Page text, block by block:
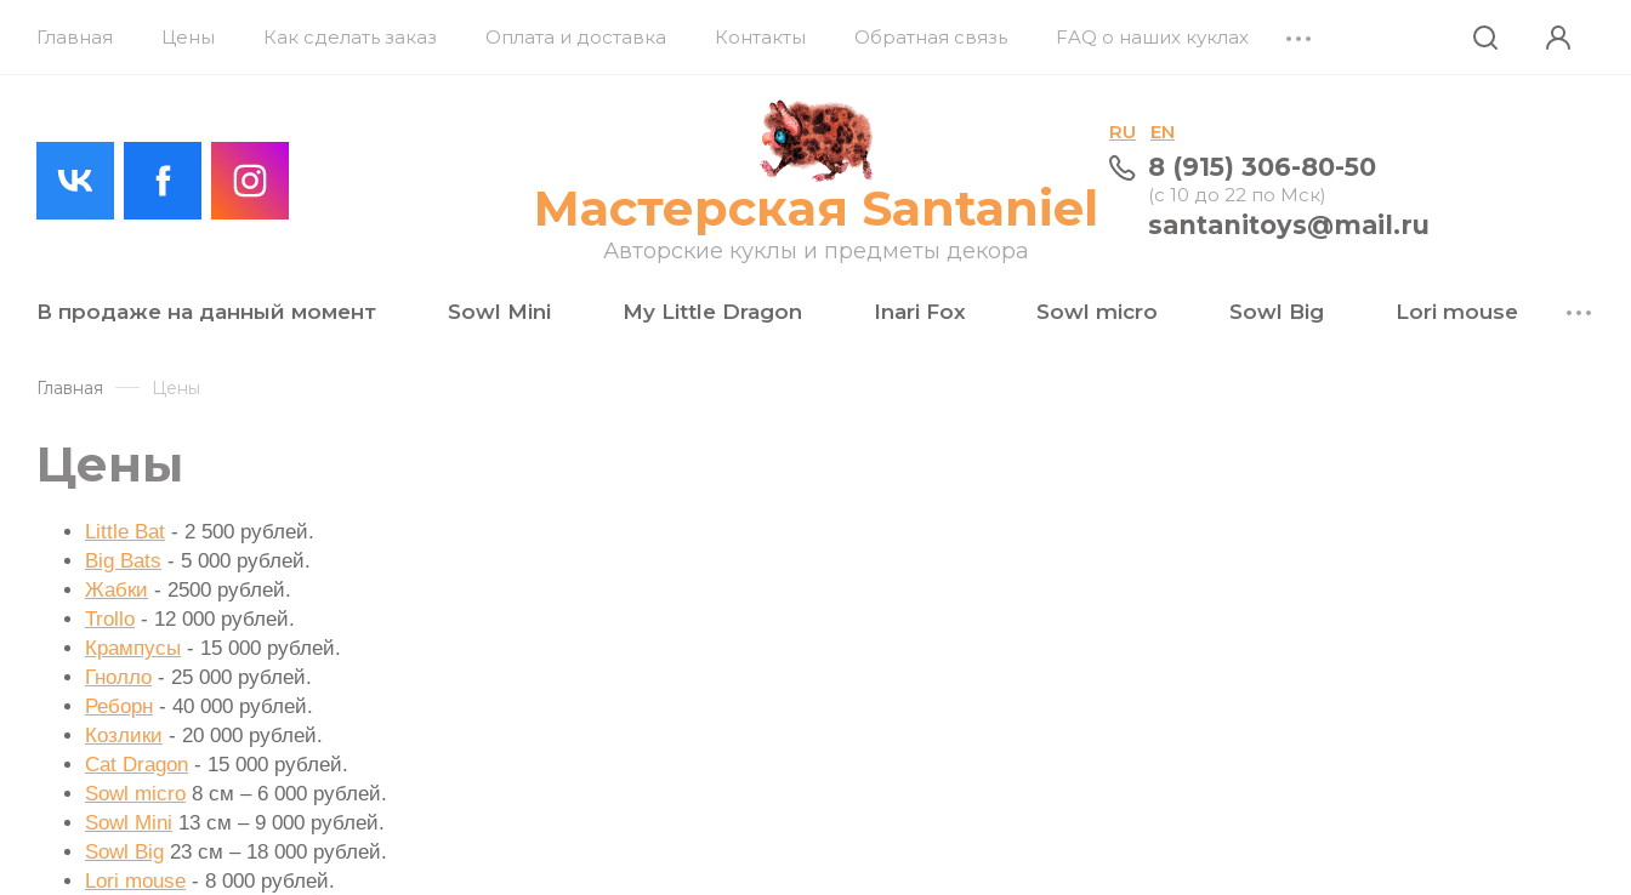
Главная Цены Как сделать заказ Оплата и доставка Контакты Обратная связь FAQ о наших куклах •••
Мастерская Santaniel
Авторские куклы и предметы декора
RU EN
8 (915) 306-80-50
(с 10 до 22 по Мск)
santanitoys@mail.ru
В продаже на данный момент Sowl Mini My Little Dragon Inari Fox Sowl micro Sowl Big Lori mouse •••
Главная Цены
Цены
Little Bat - 2 500 рублей.
Big Bats - 5 000 рублей.
Жабки - 2500 рублей.
Trollo - 12 000 рублей.
Крампусы - 15 000 рублей.
Гнолло - 25 000 рублей.
Реборн - 40 000 рублей.
Козлики - 20 000 рублей.
Cat Dragon - 15 000 рублей.
Sowl micro 8 см – 6 000 рублей.
Sowl Mini 13 см – 9 000 рублей.
Sowl Big 23 см – 18 000 рублей.
Lori mouse - 8 000 рублей.